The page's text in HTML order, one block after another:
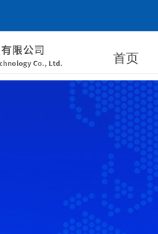
首页